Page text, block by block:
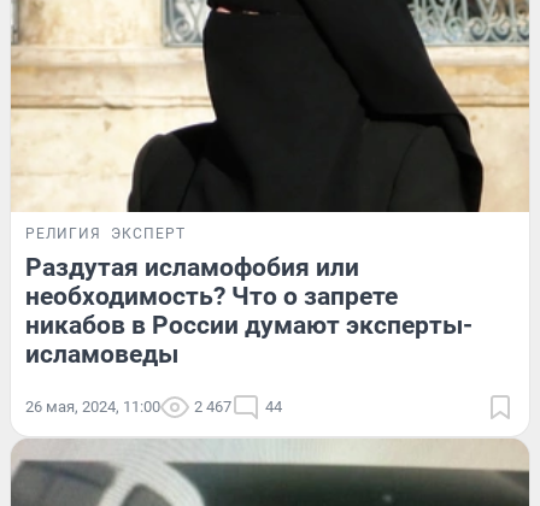
РЕЛИГИЯ ЭКСПЕРТ
Раздутая исламофобия или
необходимость? Что о запрете
никабов в России думают эксперты-
исламоведы
26 мая, 2024, 11:00 2 467 44